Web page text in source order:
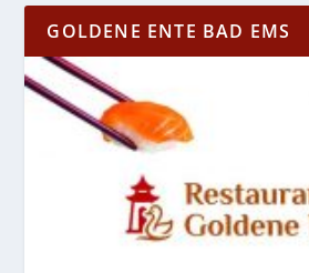
GOLDENE ENTE BAD EMS